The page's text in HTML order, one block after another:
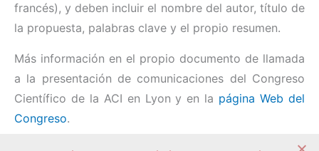
francés), y deben incluir el nombre del autor, título de
la propuesta, palabras clave y el propio resumen.
Más información en el propio documento de llamada
a la presentación de comunicaciones del Congreso
Científico de la ACI en Lyon y en la página Web del
Congreso.